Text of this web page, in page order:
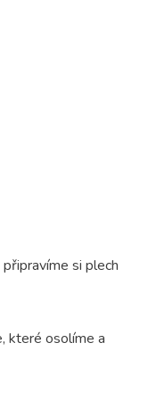
si plech
které osolíme a